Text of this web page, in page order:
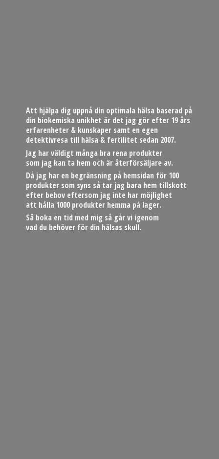
Att hjälpa dig uppnå din optimala hälsa baserad på
din biokemiska unikhet är det jag gör efter 19 års
erfarenheter & kunskaper samt en egen
detektivresa till hälsa & fertilitet sedan 2007.
Jag har väldigt många bra rena produkter
som jag kan ta hem och är återförsäljare av.
Då jag har en begränsning på hemsidan för 100
produkter som syns så tar jag bara hem tillskott
efter behov eftersom jag inte har möjlighet
att hålla 1000 produkter hemma på lager.
Så boka en tid med mig så går vi igenom
vad du behöver för din hälsas skull.